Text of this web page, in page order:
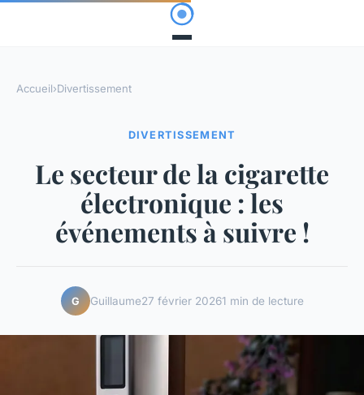
Accueil›Divertissement
DIVERTISSEMENT
Le secteur de la cigarette
électronique : les
événements à suivre !
G Guillaume27 février 20261 min de lecture